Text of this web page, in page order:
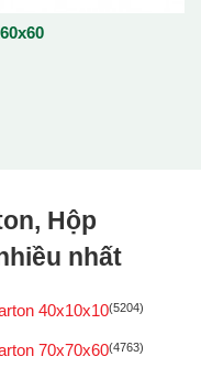
Hộp
nhất
40x10x10(5204)
70x70x60(4763)